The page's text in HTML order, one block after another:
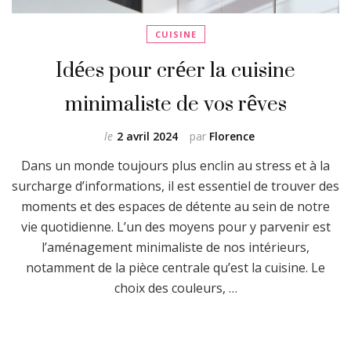
CUISINE
Idées pour créer la cuisine
minimaliste de vos rêves
par Florence
le 2 avril 2024
Dans un monde toujours plus enclin au stress et à la
surcharge d’informations, il est essentiel de trouver des
moments et des espaces de détente au sein de notre
vie quotidienne. L’un des moyens pour y parvenir est
l’aménagement minimaliste de nos intérieurs,
notamment de la pièce centrale qu’est la cuisine. Le
choix des couleurs, …